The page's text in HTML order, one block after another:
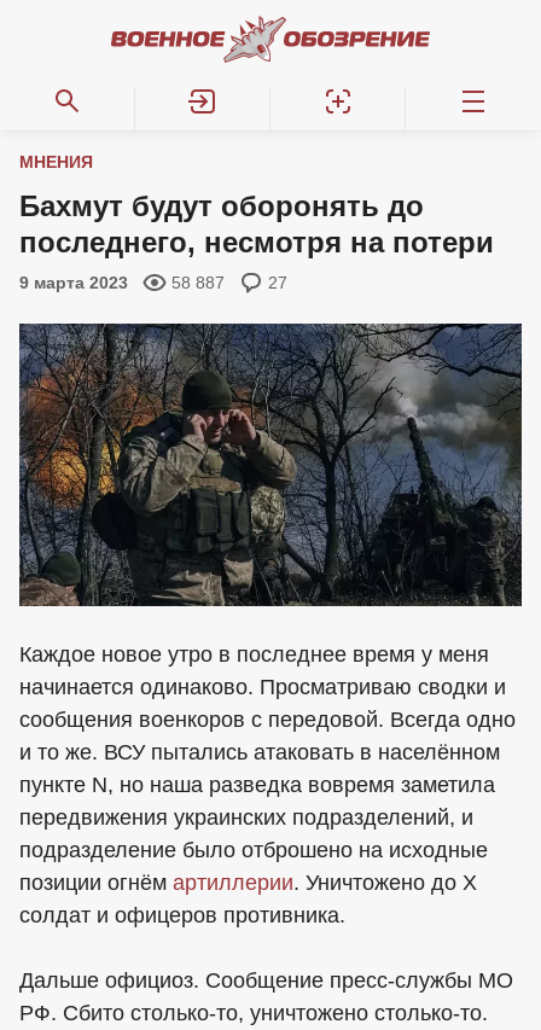
МНЕНИЯ
Бахмут будут оборонять до
последнего, несмотря на потери
9 марта 2023 58 887 27
Каждое новое утро в последнее время у меня
начинается одинаково. Просматриваю сводки и
сообщения военкоров с передовой. Всегда одно
и то же. ВСУ пытались атаковать в населённом
пункте N, но наша разведка вовремя заметила
передвижения украинских подразделений, и
подразделение было отброшено на исходные
позиции огнём артиллерии. Уничтожено до Х
солдат и офицеров противника.
Дальше официоз. Сообщение пресс-службы МО
РФ. Сбито столько-то, уничтожено столько-то.